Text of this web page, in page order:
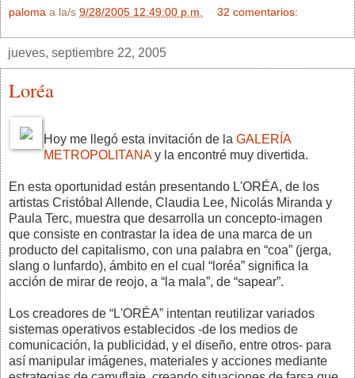
paloma a la/s 9/28/2005 12:49:00 p.m. 32 comentarios:
jueves, septiembre 22, 2005
Loréa
Hoy me llegó esta invitación de la GALERÍA
METROPOLITANAy la encontré muy divertida.
En esta oportunidad están presentando L'ORÉA, de los
artistas Cristóbal Allende, Claudia Lee, Nicolás Miranda y
Paula Terc, muestra que desarrolla un concepto-imagen
que consiste en contrastar la idea de una marca de un
producto del capitalismo, con una palabra en “coa” (jerga,
slang o lunfardo), ámbito en el cual “loréa” significa la
acción de mirar de reojo, a “la mala”, de “sapear”.
Los creadores de “L'ORÉA” intentan reutilizar variados
sistemas operativos establecidos -de los medios de
comunicación, la publicidad, y el diseño, entre otros- para
así manipular imágenes, materiales y acciones mediante